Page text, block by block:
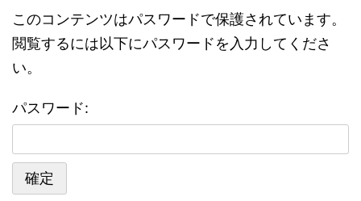
このコンテンツはパスワードで保護されています。
閲覧するには以下にパスワードを入力してくださ
い。
パスワード: